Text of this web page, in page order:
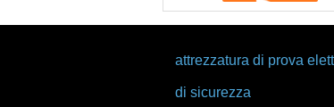
attrezzatura di prova
di sicurezza